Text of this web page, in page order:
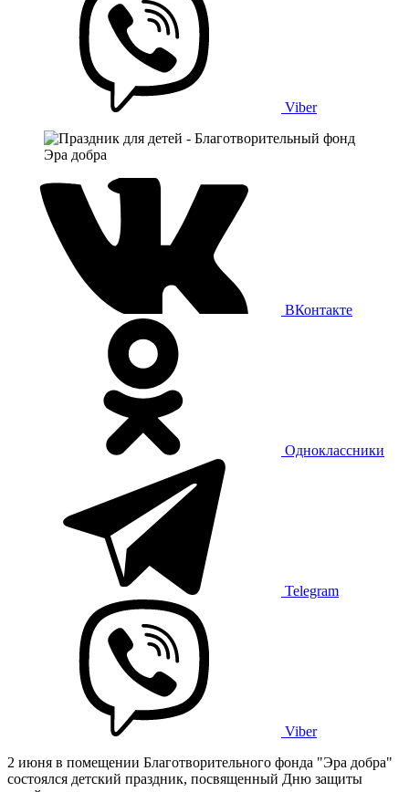
Viber
ВКонтакте
Одноклассники
Telegram
Viber
2 июня в помещении Благотворительного фонда "Эра добра"
состоялся детский праздник, посвященный Дню защиты